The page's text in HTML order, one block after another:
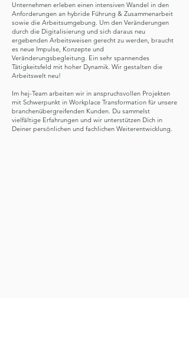
Unternehmen erleben einen intensiven Wandel in den
Anforderungen an hybride Führung & Zusammenarbeit
sowie die Arbeitsumgebung. Um den Veränderungen
durch die Digitalisierung und sich daraus neu
ergebenden Arbeitsweisen gerecht zu werden, braucht
es neue Impulse, Konzepte und
Veränderungsbegleitung. Ein sehr spannendes
Tätigkeitsfeld mit hoher Dynamik. Wir gestalten die
Arbeitswelt neu!
Im hej-Team arbeiten wir in anspruchsvollen Projekten
mit Schwerpunkt in Workplace Transformation für unsere
branchenübergreifenden Kunden. Du sammelst
vielfältige Erfahrungen und wir unterstützen Dich in
Deiner persönlichen und fachlichen Weiterentwicklung.